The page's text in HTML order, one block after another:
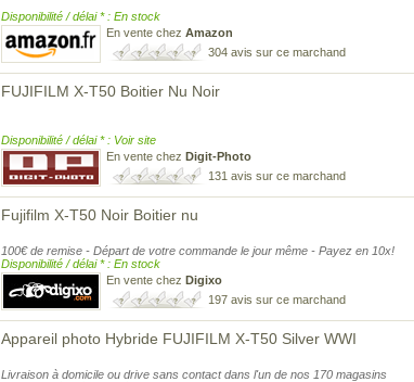
Disponibilité / délai * : En stock
En vente chez Amazon
304 avis sur ce marchand
FUJIFILM X-T50 Boitier Nu Noir
Disponibilité / délai * : Voir site
En vente chez Digit-Photo
131 avis sur ce marchand
Fujifilm X-T50 Noir Boitier nu
100€ de remise - Départ de votre commande le jour même - Payez en 10x!
Disponibilité / délai * : En stock
En vente chez Digixo
197 avis sur ce marchand
Appareil photo Hybride FUJIFILM X-T50 Silver WWI
Livraison à domicile ou drive sans contact dans l'un de nos 170 magasins